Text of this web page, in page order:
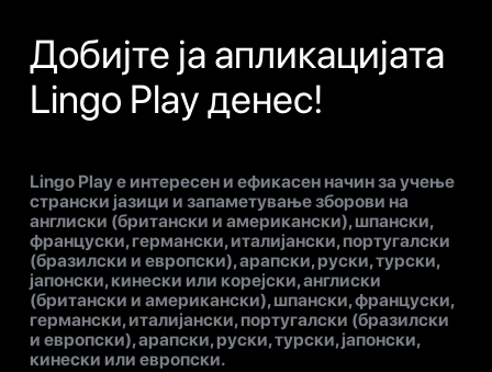
Добијте ја апликацијата
Lingo Play денес!
Lingo Play е интересен и ефикасен начин за учење
странски јазици и запаметување зборови на
англиски (британски и американски), шпански,
француски, германски, италијански, португалски
(бразилски и европски), арапски, руски, турски,
јапонски, кинески или корејски, англиски
(британски и американски), шпански, француски,
германски, италијански, португалски (бразилски
и европски), арапски, руски, турски, јапонски,
кинески или европски.